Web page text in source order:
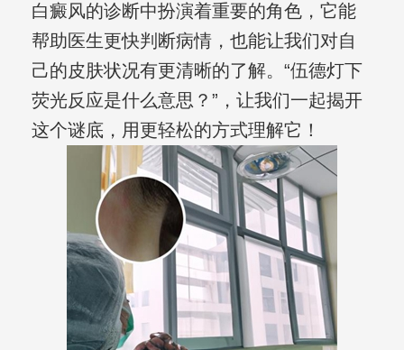
白癜风的诊断中扮演着重要的角色，它能
帮助医生更快判断病情，也能让我们对自
己的皮肤状况有更清晰的了解。“伍德灯下
荧光反应是什么意思？”，让我们一起揭开
这个谜底，用更轻松的方式理解它！